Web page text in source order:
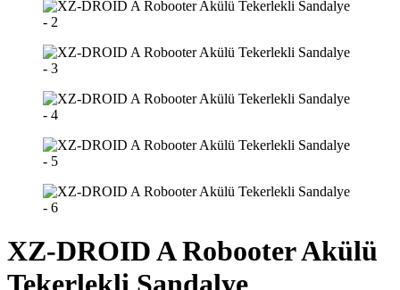
XZ-DROID A Robooter Akülü